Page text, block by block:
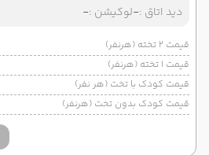
دید اتاق :-لوکیشن :-
قیمت 2 تخته (هرنفر)
قیمت 1 تخته (هرنفر)
قیمت کودک با تخت (هر نفر)
قیمت کودک بدون تخت (هرنفر)